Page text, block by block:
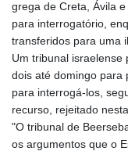
grega de Creta, Ávila
para interrogatório,
transferidos para uma
Um tribunal
dois até domingo para
para interrogá-los,
recurso, rejeitado
"O tribunal de
os argumentos que o